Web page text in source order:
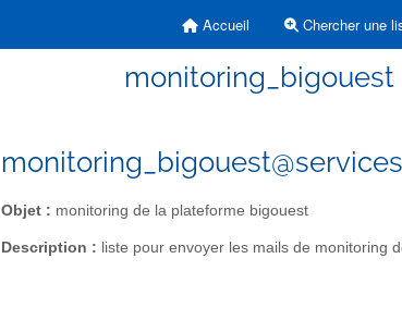
Accueil Chercher une
Objet : monitoring de la plateforme bigouest
Description : liste pour envoyer les mails de monitoring